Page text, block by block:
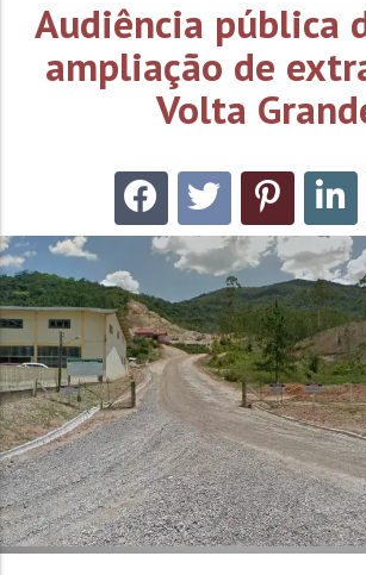
Audiência pública
ampliação de
Volta